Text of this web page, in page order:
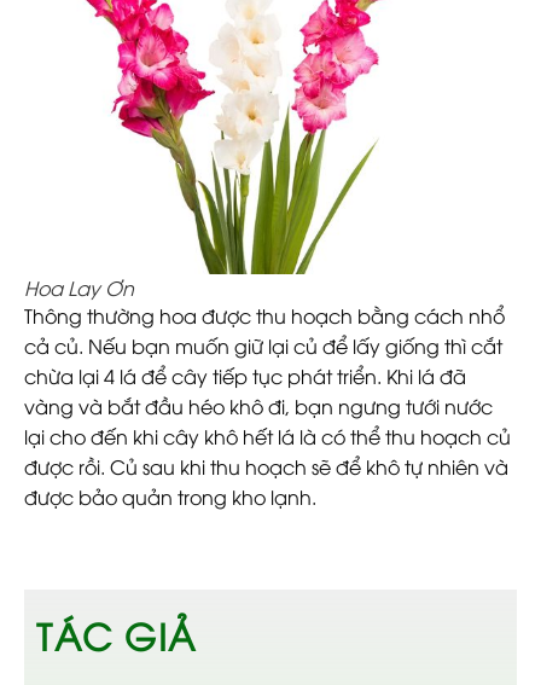
Hoa Lay Ơn
Thông thường hoa được thu hoạch bằng cách nhổ
cả củ. Nếu bạn muốn giữ lại củ để lấy giống thì cắt
chừa lại 4 lá để cây tiếp tục phát triển. Khi lá đã
vàng và bắt đầu héo khô đi, bạn ngưng tưới nước
lại cho đến khi cây khô hết lá là có thể thu hoạch củ
được rồi. Củ sau khi thu hoạch sẽ để khô tự nhiên và
được bảo quản trong kho lạnh.
TÁC GIẢ